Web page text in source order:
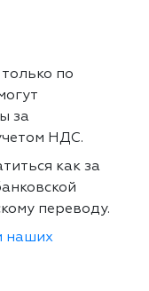
по
за
НДС.
как за
переводу.
наших